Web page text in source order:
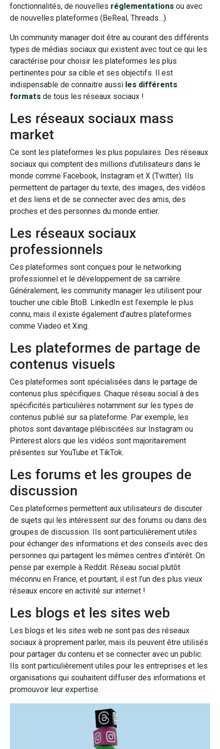
fonctionnalités, de nouvelles réglementations ou avec
de nouvelles plateformes (BeReal, Threads…).
Un community manager doit être au courant des différents
types de médias sociaux qui existent avec tout ce qui les
caractérise pour choisir les plateformes les plus
pertinentes pour sa cible et ses objectifs. Il est
indispensable de connaitre aussi les différents
formats de tous les réseaux sociaux !
Les réseaux sociaux mass
market
Ce sont les plateformes les plus populaires. Des réseaux
sociaux qui comptent des millions d’utilisateurs dans le
monde comme Facebook, Instagram et X (Twitter). Ils
permettent de partager du texte, des images, des vidéos
et des liens et de se connecter avec des amis, des
proches et des personnes du monde entier.
Les réseaux sociaux
professionnels
Ces plateformes sont conçues pour le networking
professionnel et le développement de sa carrière.
Généralement, les community manager les utilisent pour
toucher une cible BtoB. LinkedIn est l’exemple le plus
connu, mais il existe également d’autres plateformes
comme Viadeo et Xing.
Les plateformes de partage de
contenus visuels
Ces plateformes sont spécialisées dans le partage de
contenus plus spécifiques. Chaque réseau social à des
spécificités particulières notamment sur les types de
contenus publié sur sa plateforme. Par exemple, les
photos sont davantage plébiscitées sur Instagram ou
Pinterest alors que les vidéos sont majoritairement
présentes sur YouTube et TikTok.
Les forums et les groupes de
discussion
Ces plateformes permettent aux utilisateurs de discuter
de sujets qui les intéressent sur des forums ou dans des
groupes de discussion. Ils sont particulièrement utiles
pour échanger des informations et des conseils avec des
personnes qui partagent les mêmes centres d’intérêt. On
pense par exemple à Reddit. Réseau social plutôt
méconnu en France, et pourtant, il est l’un des plus vieux
réseaux encore en activité sur internet !
Les blogs et les sites web
Les blogs et les sites web ne sont pas des réseaux
sociaux à proprement parler, mais ils peuvent être utilisés
pour partager du contenu et se connecter avec un public.
Ils sont particulièrement utiles pour les entreprises et les
organisations qui souhaitent diffuser des informations et
promouvoir leur expertise.